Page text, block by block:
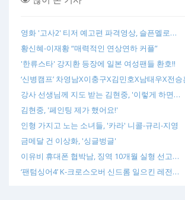
영화 '고사2' 티저 예고편 파격영상, 슬픈멜로…
황신혜-이재황 “매력적인 연상연하 커플”
'한류스타' 강지환 등장에 일본 여성팬들 환호!!
‘신병캠프’ 차영남X이충구X김민호X남태우X전
강사 선생님께 지도 받는 김현중, '이렇게 하면…
김현중, '페인팅 제가 했어요!'
인형 가지고 노는 소녀들, '카라' 니콜-규리-지영
금메달 건 이상화, '싱글벙글'
이유비 휴대폰 협박남, 징역 10개월 실형 선고…
‘팬텀싱어4’ K-크로스오버 신드롬 일으킨 레전…